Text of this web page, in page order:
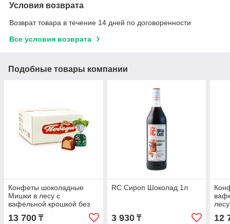
Условия возврата
Возврат товара в течение 14 дней по договоренности
Все условия возврата
Подобные товары компании
Конфеты шоколадные
Мишки в лесу с
вафельной крошкой без
добавления сахара, 2кг
13 700 ₸
RC Сироп Шоколад 1л
3 930₸ 12